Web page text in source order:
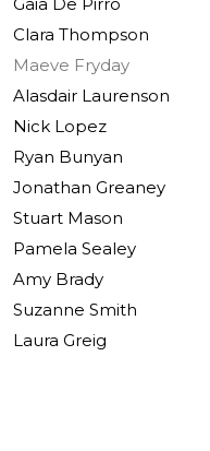
Clara Thompson
Maeve Fryday
Alasdair Laurenson
Nick Lopez
Ryan Bunyan
Jonathan Greaney
Stuart Mason
Pamela Sealey
Amy Brady
Suzanne Smith
Laura Greig